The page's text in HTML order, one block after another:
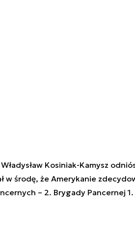
Kosiniak-Kamysz
w środę, że Amerykanie
– 2. Brygady Pancernej